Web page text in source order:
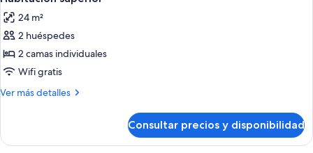
todas
las
fotos
de
Habitación
superior
24 m²
2 huéspedes
2 camas individuales
Wifi gratis
Ver más detalles
Más
superior
Consultar precios y disponibilidad